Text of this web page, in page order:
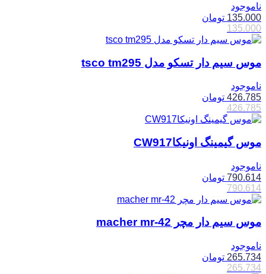
ناموجود
135.000 تومان
135.000
موس سیم دار تسکو مدل tsco tm295
ناموجود
426.785 تومان
426.785
موس گیمینگ اونیکاCW917
ناموجود
790.614 تومان
790.614
موس سیم دار مچر macher mr-42
ناموجود
265.734 تومان
265.734